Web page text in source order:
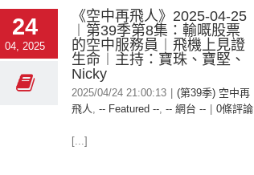
24
04, 2025
《空中再飛人》2025-04-25
︱第39季第8集：輸嘅股票
的空中服務員︱飛機上見證
生命︱主持：寶珠、寶堅、
Nicky
2025/04/24 21:00:13
(第39季) 空中再
飛人, -- Featured --, -- 網台 -- 0條評論
[...]